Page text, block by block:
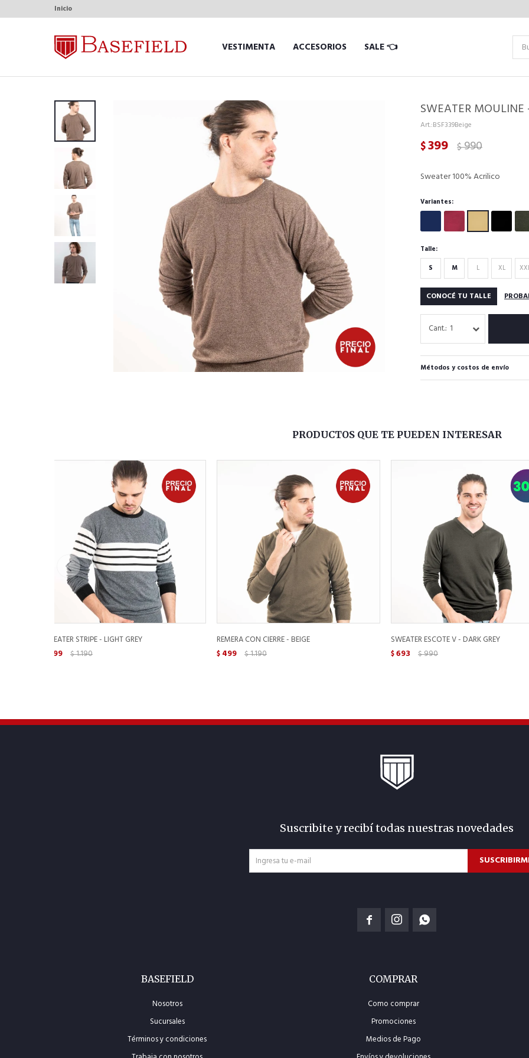
VESTIMENTA ACCESORIOS SALE 👈
Inicio
SWEATER MOULINE
BSF339Beige
$399 $990
Sweater 100% Acrilico
Variantes:
Talle:
S
M L XL
CONOCÉ TU TALLE
1
Métodos y costos de envío
PRODUCTOS QUE TE PUEDEN INTERESAR
SWEATER STRIPE - LIGHT GREY
499 $1.190
REMERA CON CIERRE - BEIGE
$ 499 $1.190
SWEATER ESCOTE V - DARK GREY
$693 $990
BASEFIELD
Nosotros
Sucursales
Términos y condiciones
COMPRAR
Como comprar
Promociones
Medios de Pago
Suscribite y recibí todas nuestras novedades
  